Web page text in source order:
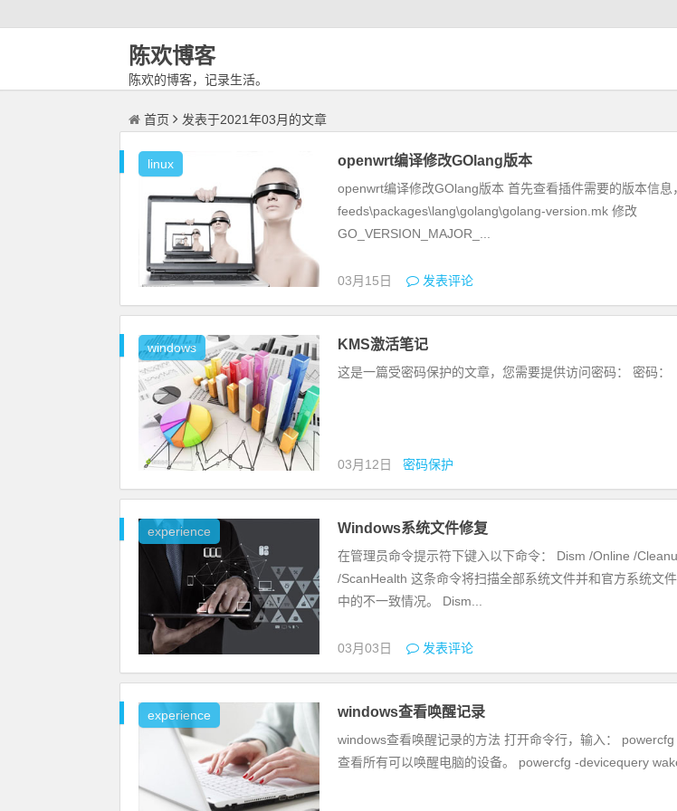
陈欢博客
陈欢的博客，记录生活。
首页 发表于2021年03月的文章
linux openwrt编译修改GOlang版本
openwrt编译修改GOlang版本 首先查看插件需要的版本信息
feeds\packages\lang\golang\golang-version.mk 修改
GO_VERSION_MAJOR_...
03月15日 发表评论
windows KMS激活笔记
这是一篇受密码保护的文章，您需要提供访问密码： 密码：
03月12日 密码保护
experience Windows系统文件修复
在管理员命令提示符下键入以下命令： Dism /Online /
/ScanHealth 这条命令将扫描全部系统文件并和官方系统文
中的不一致情况。 Dism...
03月03日 发表评论
experience windows查看唤醒记录
windows查看唤醒记录的方法 打开命令行，输入：
查看所有可以唤醒电脑的设备。 powercfg -devicequery